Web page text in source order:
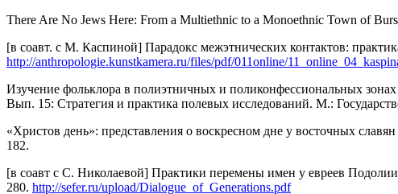
There Are No Jews Here: From a Multiethnic to a Monoethnic Town of
[в соавт. с М. Каспиной] Парадокс межэтнических контактов:
http://anthropologie.kunstkamera.ru/files/pdf/011online/
Изучение фольклора в полиэтничных и поликонфессиональных
Вып. 15: Стратегия и практика полевых исследований. М.:
«Христов день»: представления о воскресном дне у восточных
182.
[в соавт с С. Николаевой] Практики перемены имен у евреев
280. http://sefer.ru/upload/Dialogue_of_Generations.pdf